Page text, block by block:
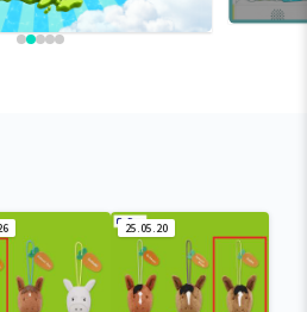
25.05.20